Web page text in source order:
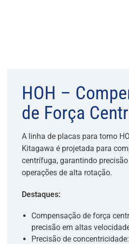
HOH –
de Força
A linha de placas para torno
Kitagawa é projetada para
centrífuga, garantindo
operações de alta rotação.
Destaques:
Compensação de força
precisão em altas
Precisão de